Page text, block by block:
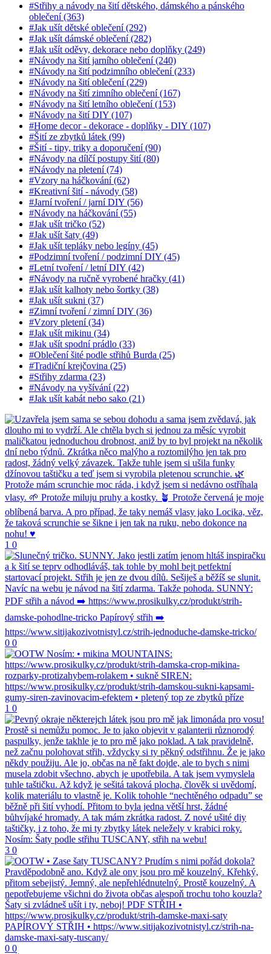
#Střihy a návody na šití dětského, dámského a pánského
oblečení (363)
#Jak ušít dětské oblečení (292)
#Jak ušít dámské oblečení (282)
#Jak ušít oděvy, dekorace nebo doplňky (249)
#Návody na šití jarního oblečení (240)
#Návody na šití podzimního oblečení (233)
#Návody na šití oblečení (229)
#Návody na šití zimního oblečení (167)
#Návody na šití letního oblečení (153)
#Návody na šití DIY (107)
#Home decor - dekorace - doplňky - DIY (107)
#Šití ze zbytků látek (99)
#Šití - tipy, triky a doporučení (90)
#Návody na dílčí postupy šití (80)
#Návody na pletení (74)
#Vzory na háčkování (62)
#Kreativní šití - návody (58)
#Jarní tvoření / jarní DIY (56)
#Návody na háčkování (55)
#Jak ušít tričko (52)
#Jak ušít šaty (49)
#Jak ušít tepláky nebo legíny (45)
#Podzimní tvoření / podzimní DIY (45)
#Letní tvoření / letní DIY (42)
#Návody na ručně vyrobené hračky (41)
#Jak ušít kalhoty nebo šortky (38)
#Jak ušít sukni (37)
#Zimní tvoření / zimní DIY (36)
#Vzory pletení (34)
#Jak ušít mikinu (34)
#Jak ušít spodní prádlo (33)
#Oblečení šité podle střihů Burda (25)
#Tradiční krejčovina (25)
#Střihy zdarma (23)
#Návody na vyšívání (22)
#Jak ušít kabát nebo sako (21)
1 0
0 0
1 0
3 0
0 0